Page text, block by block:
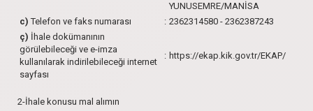
YUNUSEMRE/MANİSA
c) Telefon ve faks numarası : 2362314580 - 2362387243
ç) İhale dokümanının
görülebileceği ve e-imza
kullanılarak indirilebileceği internet
sayfası
: https://ekap.kik.gov.tr/EKAP/
2-İhale konusu mal alımın